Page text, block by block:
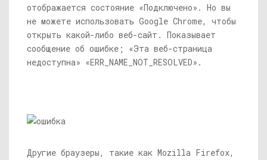
отображается состояние «Подключено». Но вы
не можете использовать Google Chrome, чтобы
открыть какой-либо веб-сайт. Показывает
сообщение об ошибке; «Эта веб-страница
недоступна» «ERR_NAME_NOT_RESOLVED».
Другие браузеры, такие как Mozilla Firefox,